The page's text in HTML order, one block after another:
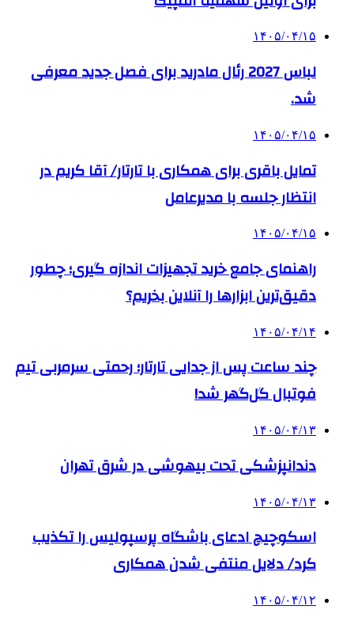
۱۴۰۵/۰۴/۱۵
لباس 2027 رئال مادرید برای فصل جدید معرفی
شد.
۱۴۰۵/۰۴/۱۵
تمایل باقری برای همکاری با تارتار/ آقا کریم در
انتظار جلسه با مدیرعامل
۱۴۰۵/۰۴/۱۵
راهنمای جامع خرید تجهیزات اندازه گیری؛ چطور
دقیق‌ترین ابزارها را آنلاین بخریم؟
۱۴۰۵/۰۴/۱۴
چند ساعت پس از جدایی تارتار؛ رحمتی سرمربی تیم
فوتبال گل‌گهر شد!
۱۴۰۵/۰۴/۱۳
دندانپزشکی تحت بیهوشی در شرق تهران
۱۴۰۵/۰۴/۱۳
اسکوچیچ ادعای باشگاه پرسپولیس را تکذیب
کرد/ دلایل منتفی شدن همکاری
۱۴۰۵/۰۴/۱۲